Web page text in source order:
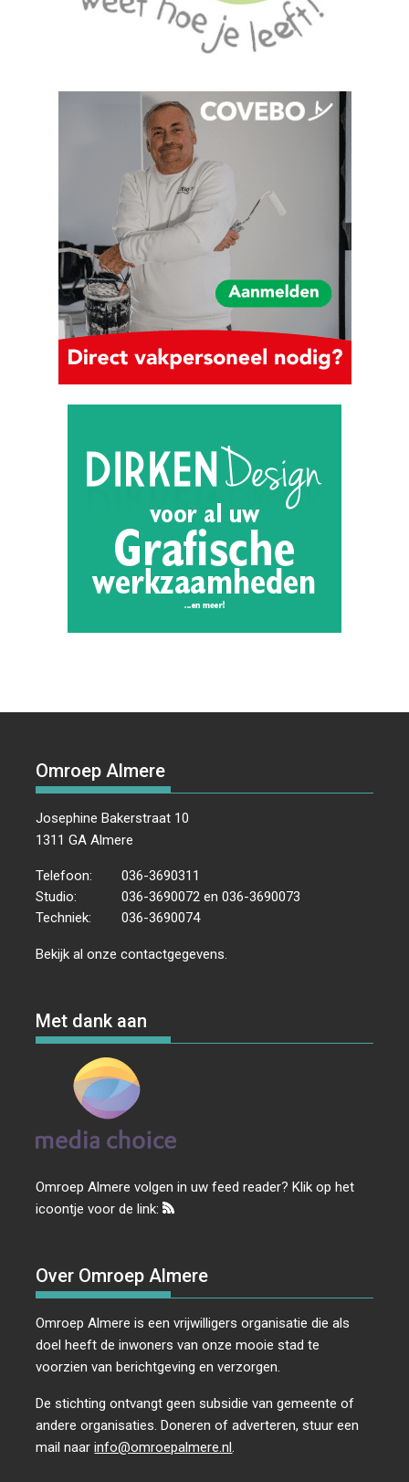
Omroep Almere
Josephine Bakerstraat 10
1311 GA Almere
Telefoon:
036-3690311
Studio:
036-3690072 en 036-3690073
Techniek:
036-3690074
Bekijk al onzecontactgegevens
Met dank aan
Omroep Almere volgen in uw feed reader? Klik op het
icoontje voor de link:
Over Omroep Almere
Omroep Almere is een vrijwilligers organisatie die als
doel heeft de inwoners van onze mooie stad te
voorzien van berichtgeving en verzorgen.
De stichting ontvangt geen subsidie van gemeente of
andere organisaties. Doneren of adverteren, stuur een
mail naarinfo@omroepalmere.nl.